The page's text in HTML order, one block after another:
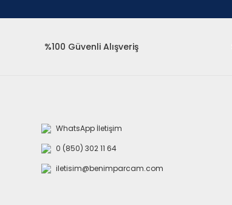
%100 Güvenli Alışveriş
WhatsApp İletişim
0 (850) 302 11 64
iletisim@benimparcam.com